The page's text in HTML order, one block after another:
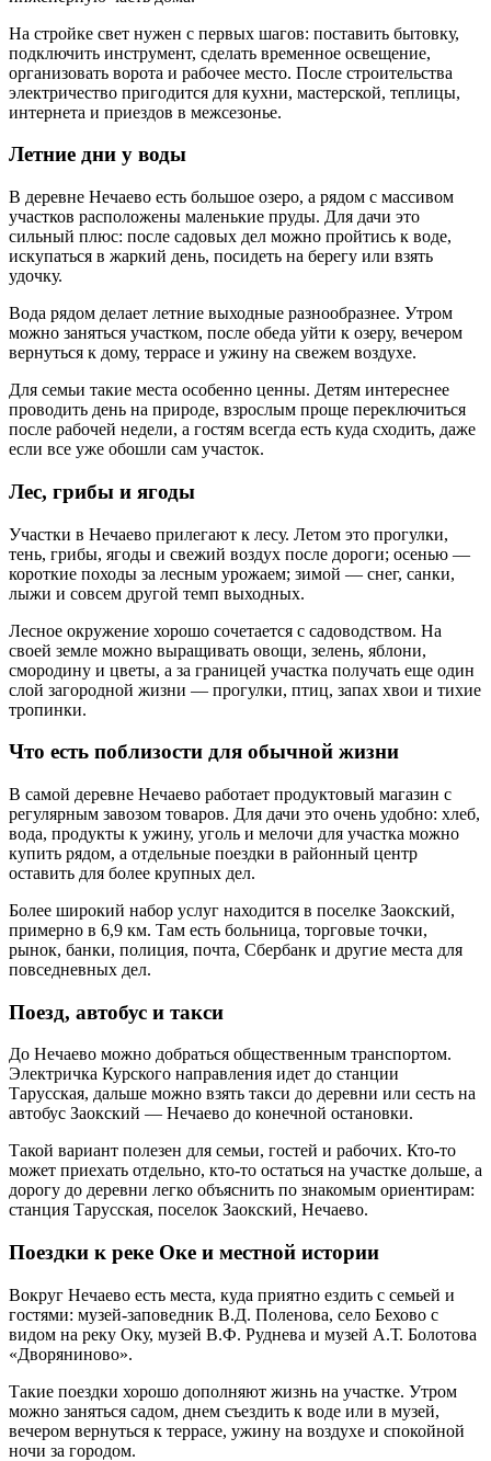
На стройке свет нужен с первых шагов: поставить бытовку,
подключить инструмент, сделать временное освещение,
организовать ворота и рабочее место. После строительства
электричество пригодится для кухни, мастерской, теплицы,
интернета и приездов в межсезонье.
Летние дни у воды
В деревне Нечаево есть большое озеро, а рядом с массивом
участков расположены маленькие пруды. Для дачи это
сильный плюс: после садовых дел можно пройтись к воде,
искупаться в жаркий день, посидеть на берегу или взять
удочку.
Вода рядом делает летние выходные разнообразнее. Утром
можно заняться участком, после обеда уйти к озеру, вечером
вернуться к дому, террасе и ужину на свежем воздухе.
Для семьи такие места особенно ценны. Детям интереснее
проводить день на природе, взрослым проще переключиться
после рабочей недели, а гостям всегда есть куда сходить, даже
если все уже обошли сам участок.
Лес, грибы и ягоды
Участки в Нечаево прилегают к лесу. Летом это прогулки,
тень, грибы, ягоды и свежий воздух после дороги; осенью —
короткие походы за лесным урожаем; зимой — снег, санки,
лыжи и совсем другой темп выходных.
Лесное окружение хорошо сочетается с садоводством. На
своей земле можно выращивать овощи, зелень, яблони,
смородину и цветы, а за границей участка получать еще один
слой загородной жизни — прогулки, птиц, запах хвои и тихие
тропинки.
Что есть поблизости для обычной жизни
В самой деревне Нечаево работает продуктовый магазин с
регулярным завозом товаров. Для дачи это очень удобно: хлеб,
вода, продукты к ужину, уголь и мелочи для участка можно
купить рядом, а отдельные поездки в районный центр
оставить для более крупных дел.
Более широкий набор услуг находится в поселке Заокский,
примерно в 6,9 км. Там есть больница, торговые точки,
рынок, банки, полиция, почта, Сбербанк и другие места для
повседневных дел.
Поезд, автобус и такси
До Нечаево можно добраться общественным транспортом.
Электричка Курского направления идет до станции
Тарусская, дальше можно взять такси до деревни или сесть на
автобус Заокский — Нечаево до конечной остановки.
Такой вариант полезен для семьи, гостей и рабочих. Кто-то
может приехать отдельно, кто-то остаться на участке дольше, а
дорогу до деревни легко объяснить по знакомым ориентирам:
станция Тарусская, поселок Заокский, Нечаево.
Поездки к реке Оке и местной истории
Вокруг Нечаево есть места, куда приятно ездить с семьей и
гостями: музей-заповедник В.Д. Поленова, село Бехово с
видом на реку Оку, музей В.Ф. Руднева и музей А.Т. Болотова
«Дворяниново».
Такие поездки хорошо дополняют жизнь на участке. Утром
можно заняться садом, днем съездить к воде или в музей,
вечером вернуться к террасе, ужину на воздухе и спокойной
ночи за городом.